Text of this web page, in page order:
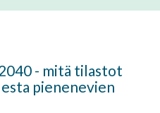
- mitä tilastot
pienenevien